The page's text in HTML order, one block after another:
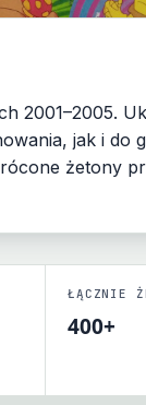
checklistą
2001–2005.
jak i do
żetony
ŁĄCZNIE
400+